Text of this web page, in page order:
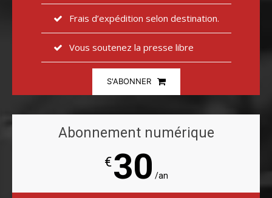
Frais d’expédition selon destination.
Vous soutenez la presse libre
S'ABONNER
Abonnement numérique
€30 /an